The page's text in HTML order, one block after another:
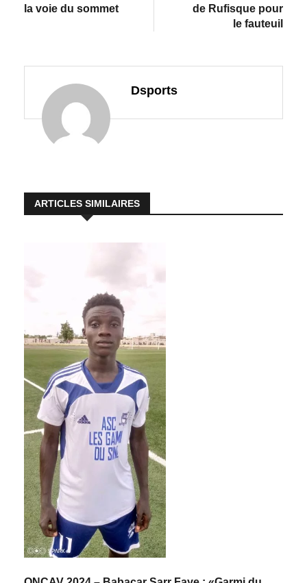
la voie du sommet
de Rufisque pour
le fauteuil
Dsports
ARTICLES SIMILAIRES